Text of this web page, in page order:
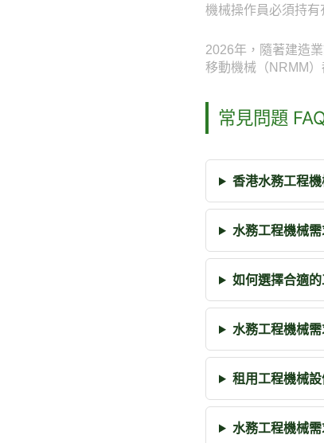
機械操作員必須持有
2026年，隨著建造
移動機械（NRMM
常見問題
香港水務工程
水務工程機械
如何選擇合適
水務工程機械
租用工程機械
水務工程機械